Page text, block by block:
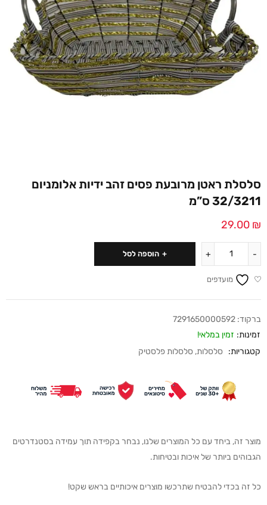
סלסלת ראטן מרובעת פסים זהב ידיות אלומניום
32/3211 ס”מ
29.00 ₪
הוספה לסל
מועדפים
ברקוד: 7291650000592
זמינות: זמין במלאי!
קטגוריות:
סלסלות, סלסלות פלסטיק
מוצר זה, ביחד עם כל המוצרים שלנו, נבחר בקפידה תוך עמידה בסטנדרטים
הגבוהים ביותר של איכות ובטיחות.
כל זה בכדי להבטיח שתרכשו מוצרים איכותיים בראש שקט!